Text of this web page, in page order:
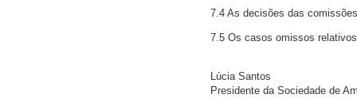
7.4 As decisões das
7.5 Os casos omissos
Lúcia Santos
Presidente da Sociedade de